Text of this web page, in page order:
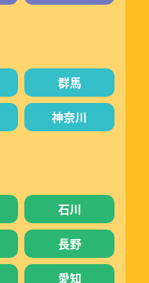
群馬
神奈川
石川
長野
愛知